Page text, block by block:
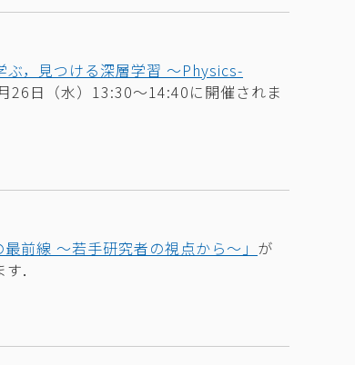
，見つける深層学習 ～Physics-
26日（水）13:30～14:40に開催されま
前線 ～若手研究者の視点から～」 が
．